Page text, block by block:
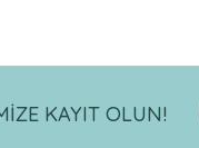
KAYIT OLUN!